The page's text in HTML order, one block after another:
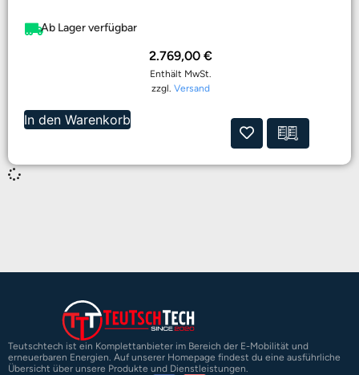
Ab Lager verfügbar
2.769,00 €
Enthält MwSt.
zzgl. Versand
In den Warenkorb
Teutschtech ist ein Komplettanbieter im Bereich der E-Mobilität und
erneuerbaren Energien. Auf unserer Homepage findest du eine ausführliche
Übersicht über unsere Produkte und Dienstleistungen.